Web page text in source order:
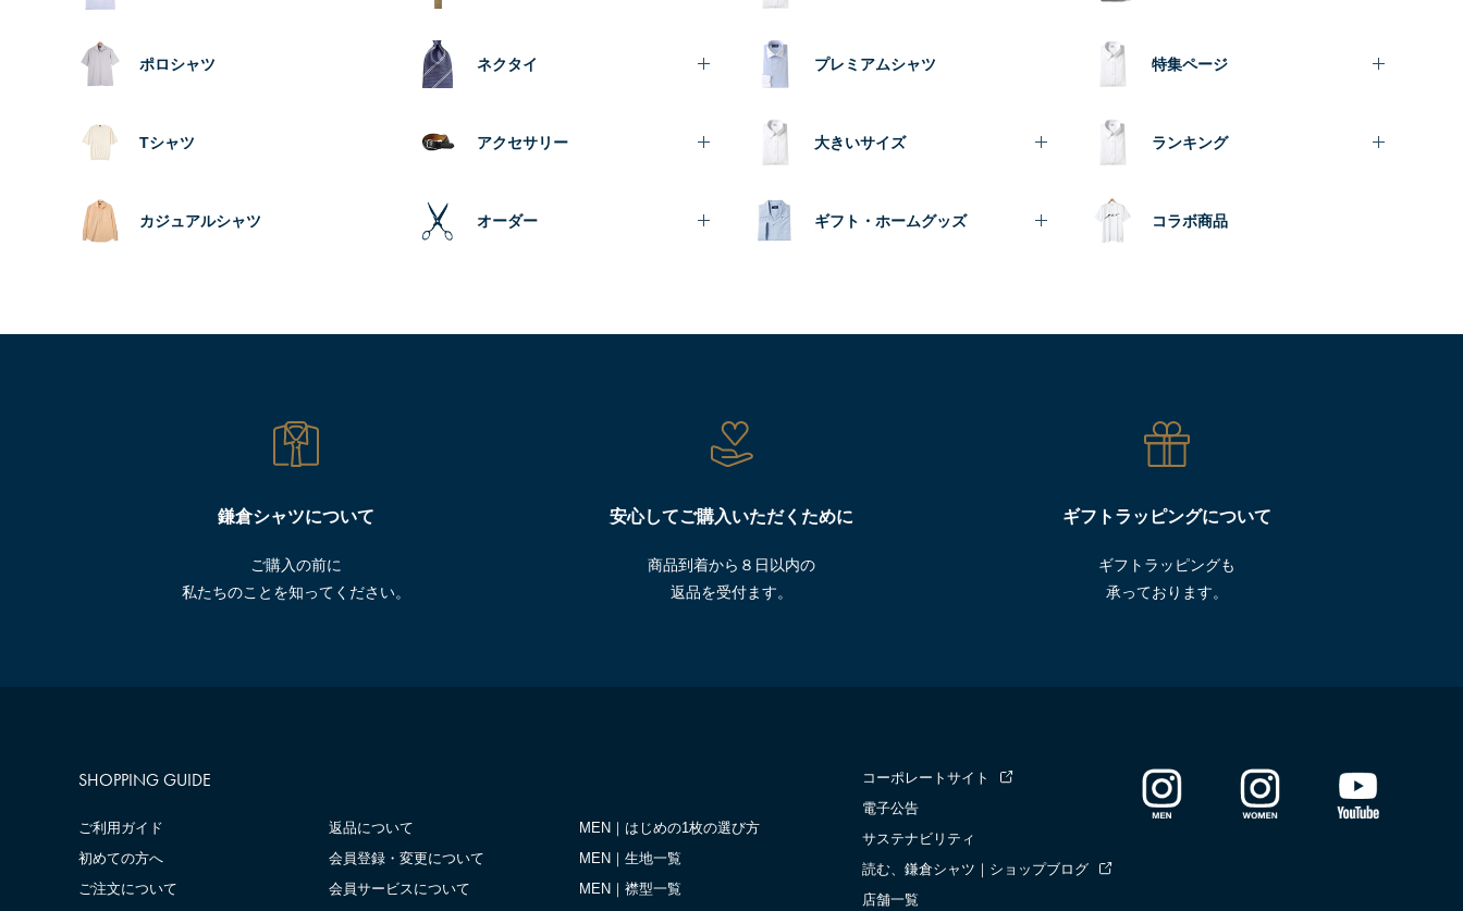
ポロシャツ
Tシャツ
カジュアルシャツ
ネクタイ
アクセサリー
オーダー
プレミアムシャツ
大きいサイズ
ギフト・ホームグッズ
特集ページ
ランキング
コラボ商品
鎌倉シャツについて
ご購入の前に
私たちのことを知ってください。
安心してご購入いただくために
商品到着から８日以内の
返品を受付ます。
ギフトラッピングについて
ギフトラッピングも
承っております。
SHOPPING GUIDE
ご利用ガイド
初めての方へ
ご注文について
返品について
会員登録・変更について
会員サービスについて
MEN｜はじめの1枚の選び方
MEN｜生地一覧
MEN｜襟型一覧
コーポレートサイト
電子公告
サステナビリティ
読む、鎌倉シャツ｜ショップブログ
店舗一覧